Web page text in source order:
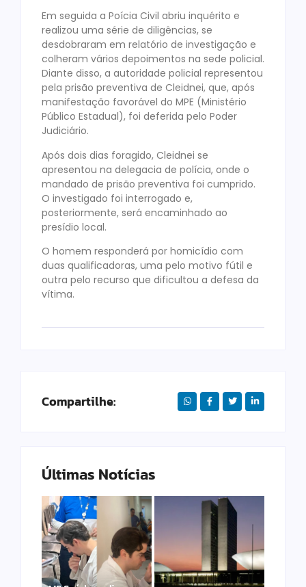
Em seguida a Poícia Civil abriu inquérito e
realizou uma série de diligências, se
desdobraram em relatório de investigação e
colheram vários depoimentos na sede policial.
Diante disso, a autoridade policial representou
pela prisão preventiva de Cleidnei, que, após
manifestação favorável do MPE (Ministério
Público Estadual), foi deferida pelo Poder
Judiciário.
Após dois dias foragido, Cleidnei se
apresentou na delegacia de polícia, onde o
mandado de prisão preventiva foi cumprido.
O investigado foi interrogado e,
posteriormente, será encaminhado ao
presídio local.
O homem responderá por homicídio com
duas qualificadoras, uma pelo motivo fútil e
outra pelo recurso que dificultou a defesa da
vítima.
Compartilhe:
Últimas Notícias